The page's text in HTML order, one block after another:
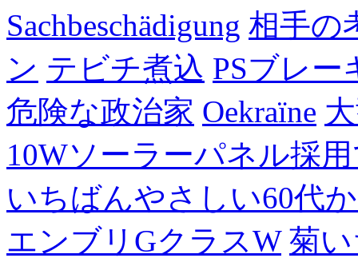
Sachbeschädigung 相手の
ン テビチ煮込 PSブレー
危険な政治家 Oekraïne
10Wソーラーパネル採
いちばんやさしい60代
エンブリGクラスW 菊